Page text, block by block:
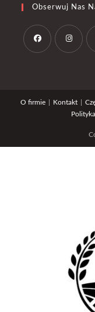
Obserwuj Nas
new
new
O firmie Kontakt